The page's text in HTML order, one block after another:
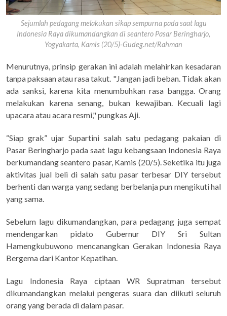
Sejumlah pedagang melakukan sikap sempurna pada saat lagu
Indonesia Raya dikumandangkan di seantero Pasar Beringharjo,
Yogyakarta, Kamis (20/5)-Gudeg.net/Rahman
Menurutnya, prinsip gerakan ini adalah melahirkan kesadaran
tanpa paksaan atau rasa takut. "Jangan jadi beban. Tidak akan
ada sanksi, karena kita menumbuhkan rasa bangga. Orang
melakukan karena senang, bukan kewajiban. Kecuali lagi
upacara atau acara resmi," pungkas Aji.
“Siap grak” ujar Supartini salah satu pedagang pakaian di
Pasar Beringharjo pada saat lagu kebangsaan Indonesia Raya
berkumandang seantero pasar, Kamis (20/5). Seketika itu juga
aktivitas jual beli di salah satu pasar terbesar DIY tersebut
berhenti dan warga yang sedang berbelanja pun mengikuti hal
yang sama.
Sebelum lagu dikumandangkan, para pedagang juga sempat
mendengarkan pidato Gubernur DIY Sri Sultan
Hamengkubuwono mencanangkan Gerakan Indonesia Raya
Bergema dari Kantor Kepatihan.
Lagu Indonesia Raya ciptaan WR Supratman tersebut
dikumandangkan melalui pengeras suara dan diikuti seluruh
orang yang berada di dalam pasar.